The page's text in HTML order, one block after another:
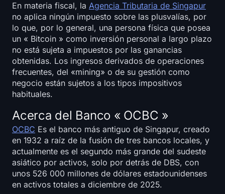
En materia fiscal, la Agencia Tributaria de Singapur
no aplica ningún impuesto sobre las plusvalías, por
lo que, por lo general, una persona física que posea
un « Bitcoin » como inversión personal a largo plazo
no está sujeta a impuestos por las ganancias
obtenidas. Los ingresos derivados de operaciones
frecuentes, del «mining» o de su gestión como
negocio están sujetos a los tipos impositivos
habituales.
Acerca del Banco « OCBC »
OCBC Es el banco más antiguo de Singapur, creado
en 1932 a raíz de la fusión de tres bancos locales, y
actualmente es el segundo más grande del sudeste
asiático por activos, solo por detrás de DBS, con
unos 526 000 millones de dólares estadounidenses
en activos totales a diciembre de 2025.